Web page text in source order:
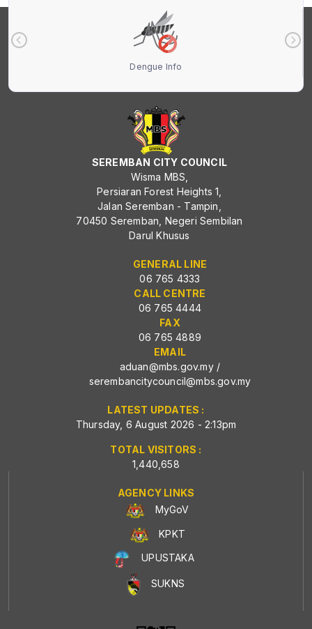
Dengue Info
SEREMBAN CITY COUNCIL
Wisma MBS,
Persiaran Forest Heights 1,
Jalan Seremban - Tampin,
70450 Seremban, Negeri Sembilan
Darul Khusus
GENERAL LINE
06 765 4333
CALL CENTRE
06 765 4444
FAX
06 765 4889
EMAIL
aduan@mbs.gov.my/
serembancitycouncil@mbs.gov.my
LATEST UPDATES :
Thursday, 6 August 2026 - 2:13pm
TOTAL VISITORS :
1,440,658
AGENCY LINKS
MyGoV
KPKT
UPUSTAKA
SUKNS